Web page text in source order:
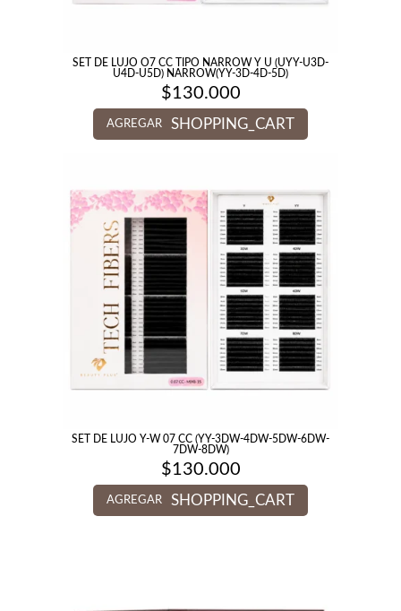
SET DE LUJO O7 CC TIPO NARROW Y U (UYY-U3D-
U4D-U5D) NARROW(YY-3D-4D-5D)
$130.000
AGREGAR SHOPPING_CART
SET DE LUJO Y-W 07 CC (YY-3DW-4DW-5DW-6DW-
7DW-8DW)
$130.000
AGREGAR SHOPPING_CART